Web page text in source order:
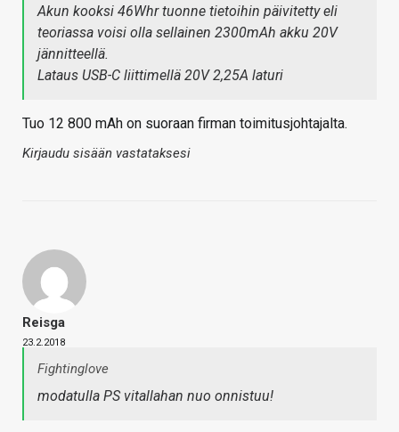
Akun kooksi 46Whr tuonne tietoihin päivitetty eli
teoriassa voisi olla sellainen 2300mAh akku 20V
jännitteellä.
Lataus USB-C liittimellä 20V 2,25A laturi
Tuo 12 800 mAh on suoraan firman toimitusjohtajalta.
Kirjaudu sisään vastataksesi
Reisga
23.2.2018
Fightinglove
modatulla PS vitallahan nuo onnistuu!